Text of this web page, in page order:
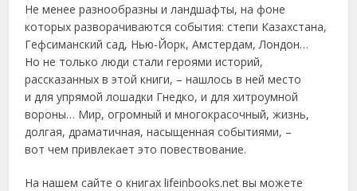
Не менее разнообразны и ландшафты, на фоне
которых разворачиваются события: степи Казахстана,
Гефсиманский сад, Нью-Йорк, Амстердам, Лондон…
Но не только люди стали героями историй,
рассказанных в этой книги, – нашлось в ней место
и для упрямой лошадки Гнедко, и для хитроумной
вороны… Мир, огромный и многокрасочный, жизнь,
долгая, драматичная, насыщенная событиями, –
вот чем привлекает это повествование.
На нашем сайте о книгах lifeinbooks.net вы можете